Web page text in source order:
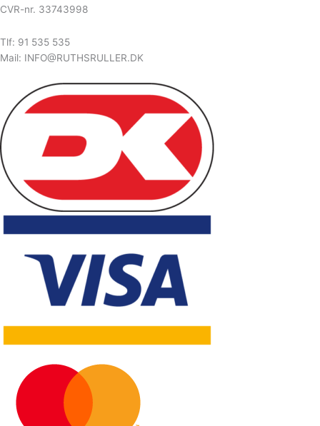
CVR-nr. 33743998
Tlf: 91 535 535
Mail: INFO@RUTHSRULLER.DK